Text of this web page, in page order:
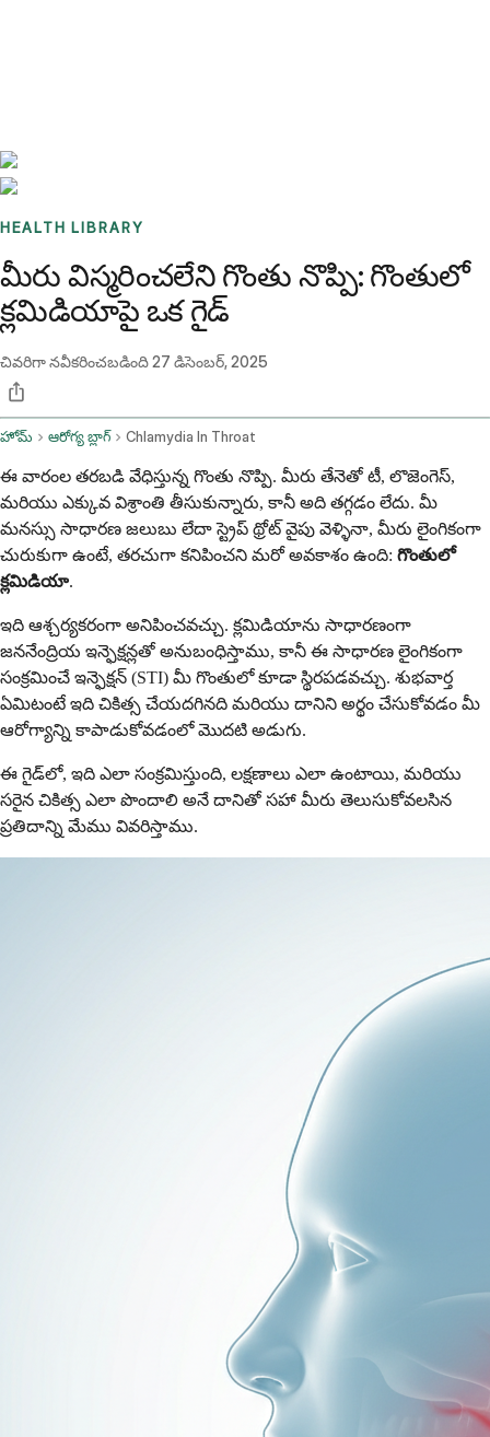
HEALTH LIBRARY
మీరు విస్మరించలేని గొంతు నొప్పి: గొంతులో
క్లమిడియాపై ఒక గైడ్
చివరిగా నవీకరించబడింది27 డిసెంబర్, 2025
హోమ్ ఆరోగ్య బ్లాగ్ Chlamydia In Throat
ఈ వారంల తరబడి వేధిస్తున్న గొంతు నొప్పి. మీరు తేనెతో టీ, లొజెంగెస్,
మరియు ఎక్కువ విశ్రాంతి తీసుకున్నారు, కానీ అది తగ్గడం లేదు. మీ
మనస్సు సాధారణ జలుబు లేదా స్ట్రెప్ థ్రోట్ వైపు వెళ్ళినా, మీరు లైంగికంగా
చురుకుగా ఉంటే, తరచుగా కనిపించని మరో అవకాశం ఉంది: గొంతులో
క్లమిడియా.
ఇది ఆశ్చర్యకరంగా అనిపించవచ్చు. క్లమిడియాను సాధారణంగా
జననేంద్రియ ఇన్ఫెక్షన్లతో అనుబంధిస్తాము, కానీ ఈ సాధారణ లైంగికంగా
సంక్రమించే ఇన్ఫెక్షన్ (STI) మీ గొంతులో కూడా స్థిరపడవచ్చు. శుభవార్త
ఏమిటంటే ఇది చికిత్స చేయదగినది మరియు దానిని అర్థం చేసుకోవడం మీ
ఆరోగ్యాన్ని కాపాడుకోవడంలో మొదటి అడుగు.
ఈ గైడ్‌లో, ఇది ఎలా సంక్రమిస్తుంది, లక్షణాలు ఎలా ఉంటాయి, మరియు
సరైన చికిత్స ఎలా పొందాలి అనే దానితో సహా మీరు తెలుసుకోవలసిన
ప్రతిదాన్ని మేము వివరిస్తాము.